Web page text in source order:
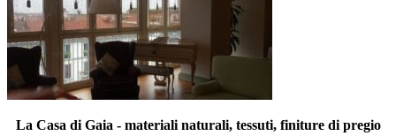
La Casa di Gaia - materiali naturali, tessuti, finiture di pregio